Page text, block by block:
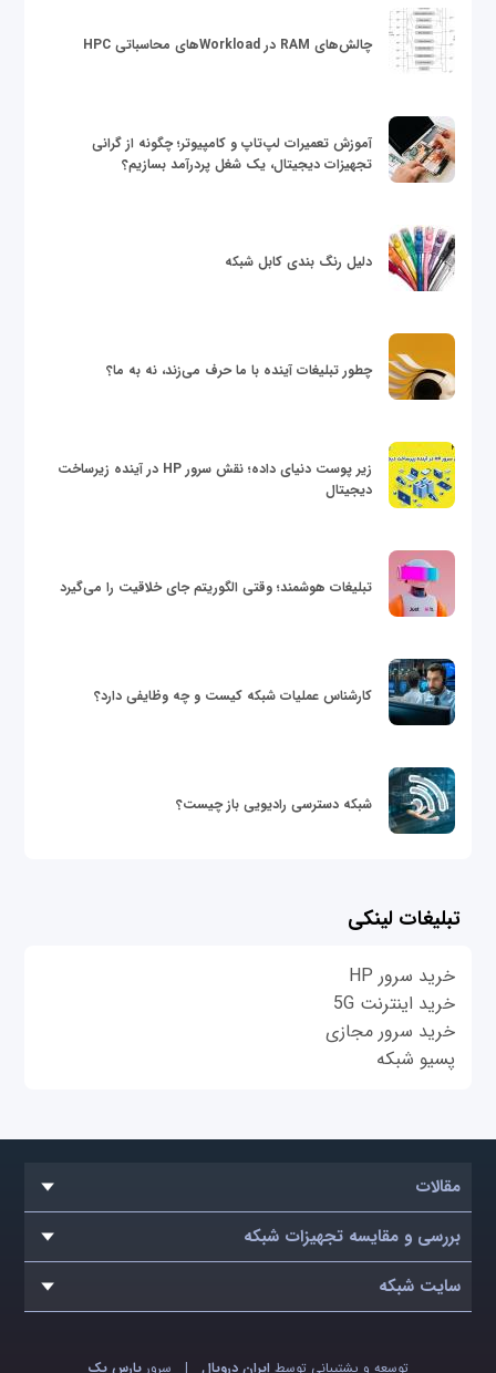
چالش‌های RAM در Workloadهای محاسباتی HPC
آموزش تعمیرات لپ‌تاپ و کامپیوتر؛ چگونه از گرانی
تجهیزات دیجیتال، یک شغل پردرآمد بسازیم؟
دلیل رنگ بندی کابل شبکه
چطور تبلیغات آینده با ما حرف می‌زند، نه به ما؟
زیر پوست دنیای داده؛ نقش سرور HP در آینده زیرساخت
دیجیتال
تبلیغات هوشمند؛ وقتی الگوریتم جای خلاقیت را می‌گیرد
کارشناس عملیات شبکه کیست و چه وظایفی دارد؟
شبکه دسترسی رادیویی باز چیست؟
تبلیغات لینکی
خرید سرور HP
خرید اینترنت 5G
خرید سرور مجازی
پسیو شبکه
مقالات
بررسی و مقایسه تجهیزات شبکه
سایت شبکه
توسعه و پشتیبانی توسط ایران دروپال| سرور پارس پک